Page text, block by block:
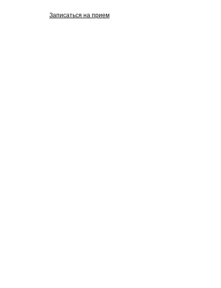
Записаться на прием